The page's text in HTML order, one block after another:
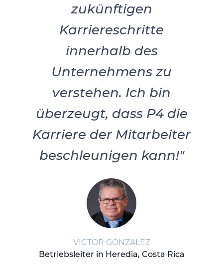
zukünftigen
Karriereschritte
innerhalb des
Unternehmens zu
verstehen. Ich bin
überzeugt, dass P4 die
Karriere der Mitarbeiter
beschleunigen kann!"
VICTOR GONZALEZ
Betriebsleiter in Heredia, Costa Rica